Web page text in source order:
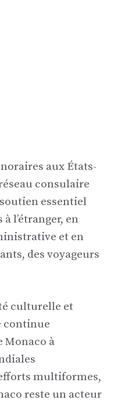
aux États-
consulaire
essentiel
l’étranger, en
et en
des voyageurs
culturelle et
continue
Monaco à
multiformes,
reste un acteur